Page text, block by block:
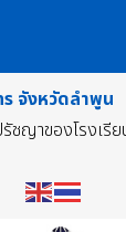
จังหวัดลำพูน
ชญาของโรงเรีย